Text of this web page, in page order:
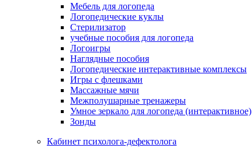
Мебель для логопеда
Логопедические куклы
Стерилизатор
учебные пособия для логопеда
Логоигры
Наглядные пособия
Логопедические интерактивные комплексы
Игры с флешками
Массажные мячи
Межполушарные тренажеры
Умное зеркало для логопеда (интерактивное)
Зонды
Кабинет психолога-дефектолога